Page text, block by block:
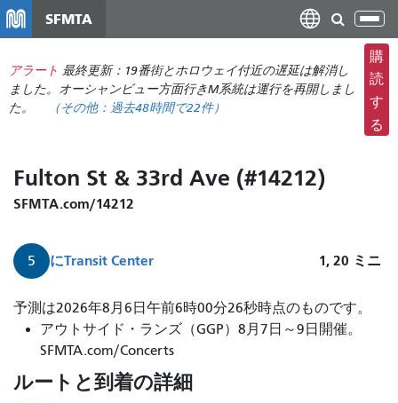
コ
ン
テ
に
SFMTA
ナ
ビ
ゲ
ー
シ
ョ
え
アラート 最終更新：19番街とホロウェイ付近の遅延は解消し
ました。オーシャンビュー方面行きM系統は運行を再開しまし
た。
（その他： 過去48時間で22件）
購
読
す
る
Fulton St & 33rd Ave (#14212)
SFMTA.com/14212
5 にTransit Center 1, 20 ミニ
5
番
ル
ト
予測は2026年8月6日午前6時00分26秒時点のものです。
アウトサイド・ランズ（GGP）8月7日～9日開催。
SFMTA.com/Concerts
ルートと到着の詳細